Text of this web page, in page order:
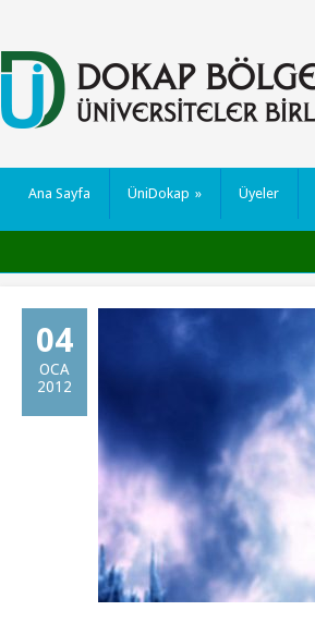
Ana Sayfa ÜniDokap » Üyeler
04
OCA
2012